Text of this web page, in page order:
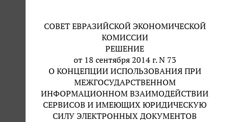
СОВЕТ ЕВРАЗИЙСКОЙ ЭКОНОМИЧЕСКОЙ
КОМИССИИ
РЕШЕНИЕ
от 18 сентября 2014 г. N 73
О КОНЦЕПЦИИ ИСПОЛЬЗОВАНИЯ ПРИ
МЕЖГОСУДАРСТВЕННОМ
ИНФОРМАЦИОННОМ ВЗАИМОДЕЙСТВИИ
СЕРВИСОВ И ИМЕЮЩИХ ЮРИДИЧЕСКУЮ
СИЛУ ЭЛЕКТРОННЫХ ДОКУМЕНТОВ